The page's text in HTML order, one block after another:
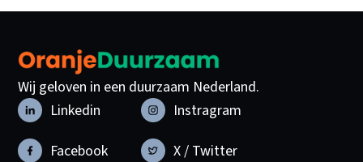
Wij geloven in een duurzaam Nederland.
Linkedin
Instragram
Facebook
X / Twitter